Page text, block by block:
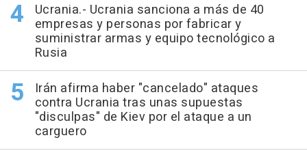
Ucrania.- Ucrania sanciona a más de 40
empresas y personas por fabricar y
suministrar armas y equipo tecnológico a
Rusia
Irán afirma haber "cancelado" ataques
contra Ucrania tras unas supuestas
"disculpas" de Kiev por el ataque a un
carguero